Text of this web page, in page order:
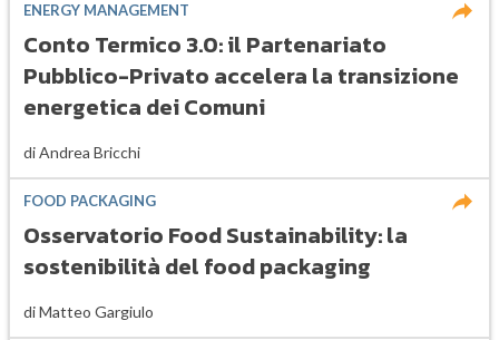
ENERGY MANAGEMENT
Conto Termico 3.0: il Partenariato
Pubblico-Privato accelera la transizione
energetica dei Comuni
diAndrea Bricchi
FOOD PACKAGING
Osservatorio Food Sustainability: la
sostenibilità del food packaging
diMatteo Gargiulo